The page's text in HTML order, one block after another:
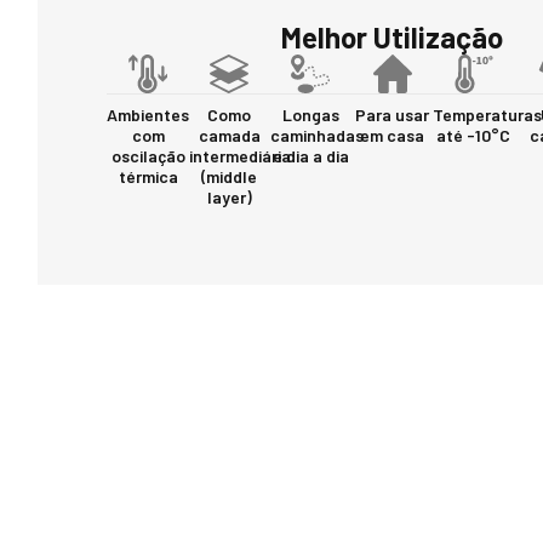
Melhor Utilização
Ambientes
com
oscilação
térmica
Como
camada
intermediária
(middle
layer)
Longas
caminhadas
e dia a dia
Para usar
em casa
Temperaturas
até -10°C